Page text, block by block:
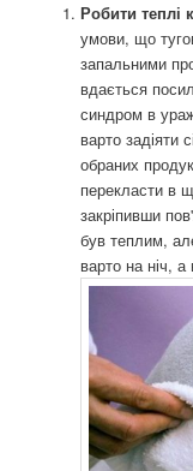
Робити теплі
умови, що
запальними
вдається
синдром в
варто задіяти
обраних
перекласти в
закріпивши
був теплим,
варто на ніч,